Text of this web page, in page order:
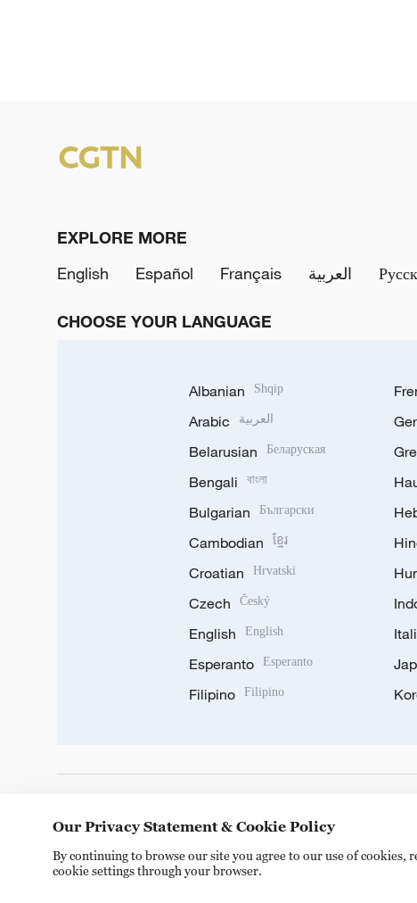
EXPLORE MORE
English
Español Français العربية
CHOOSE YOUR LANGUAGE
Albanian Shqip
Arabic العربية
Belarusian Беларуская
Bengali বাংলা
Bulgarian Български
Cambodian ខ្មែរ
Croatian Hrvatski
Czech Český
English English
Esperanto Esperanto
Filipino Filipino
Our Privacy Statement & Cookie Policy
By continuing to browse our site you agree to our use of cookies,
cookie settings through your browser.